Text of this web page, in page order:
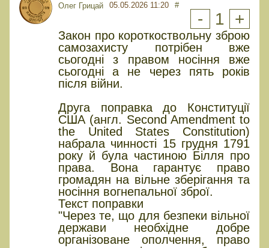
Олег Грицай 05.05.2026 11:20 #
- 1 +
Закон про короткоствольну зброю
самозахисту потрібен вже
сьогодні з правом носіння вже
сьогодні а не через пять років
після війни.
Друга поправка до Конституції
США (англ. Second Amendment to
the United States Constitution)
набрала чинності 15 грудня 1791
року й була частиною Білля про
права. Вона гарантує право
громадян на вільне зберігання та
носіння вогнепальної зброї.
Текст поправки
"Через те, що для безпеки вільної
держави необхідне добре
організоване ополчення, право